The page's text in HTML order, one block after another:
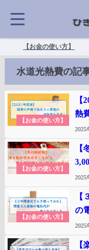
【お金の使い方】
水道光熱費の記
【お金の使い方】
熱
2025
【お金の使い方】
【
2025
【お金の使い方】
の
2025